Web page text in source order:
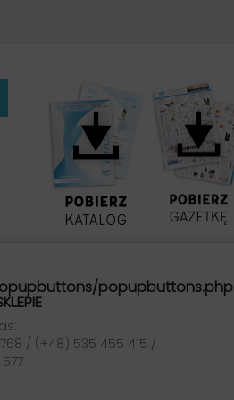
popupbuttons.php
/ (+48) 535 455 415 /